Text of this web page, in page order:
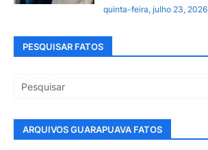
quinta-feira, julho 23, 2026
PESQUISAR FATOS
ARQUIVOS GUARAPUAVA FATOS